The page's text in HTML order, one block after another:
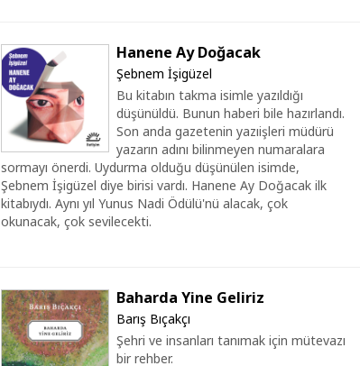
Hanene Ay Doğacak
Şebnem İşigüzel
Bu kitabın takma isimle yazıldığı
düşünüldü. Bunun haberi bile hazırlandı.
Son anda gazetenin yazıişleri müdürü
yazarın adını bilinmeyen numaralara
sormayı önerdi. Uydurma olduğu düşünülen isimde,
Şebnem İşigüzel diye birisi vardı. Hanene Ay Doğacak ilk
kitabıydı. Aynı yıl Yunus Nadi Ödülü'nü alacak, çok
okunacak, çok sevilecekti.
Baharda Yine Geliriz
Barış Bıçakçı
Şehri ve insanları tanımak için mütevazı
bir rehber.